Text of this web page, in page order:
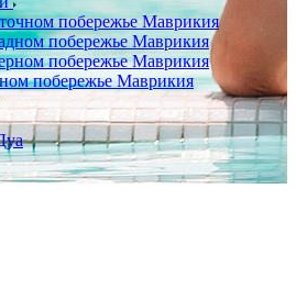
побережье Маврикия
побережье Маврикия
побережье Маврикия
побережье Маврикия